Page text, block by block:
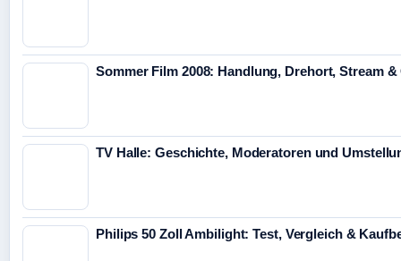
Sommer Film 2008: Handlung, Drehort, Stream &
TV Halle: Geschichte, Moderatoren und
Philips 50 Zoll Ambilight: Test, Vergleich &